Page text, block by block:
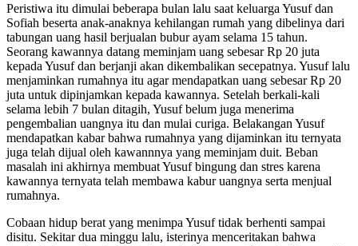
Peristiwa itu dimulai beberapa bulan lalu saat keluarga Yusuf dan
Sofiah beserta anak-anaknya kehilangan rumah yang dibelinya dari
tabungan uang hasil berjualan bubur ayam selama 15 tahun.
Seorang kawannya datang meminjam uang sebesar Rp 20 juta
kepada Yusuf dan berjanji akan dikembalikan secepatnya. Yusuf lalu
menjaminkan rumahnya itu agar mendapatkan uang sebesar Rp 20
juta untuk dipinjamkan kepada kawannya. Setelah berkali-kali
selama lebih 7 bulan ditagih, Yusuf belum juga menerima
pengembalian uangnya itu dan mulai curiga. Belakangan Yusuf
mendapatkan kabar bahwa rumahnya yang dijaminkan itu ternyata
juga telah dijual oleh kawannnya yang meminjam duit. Beban
masalah ini akhirnya membuat Yusuf bingung dan stres karena
kawannya ternyata telah membawa kabur uangnya serta menjual
rumahnya.
Cobaan hidup berat yang menimpa Yusuf tidak berhenti sampai
disitu. Sekitar dua minggu lalu, isterinya menceritakan bahwa